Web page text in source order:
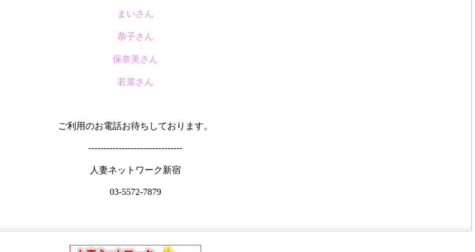
まいさん
恭子さん
保奈美さん
若菜さん
ご利用のお電話お待ちしております。
-------------------------------
人妻ネットワーク新宿
03-5572-7879